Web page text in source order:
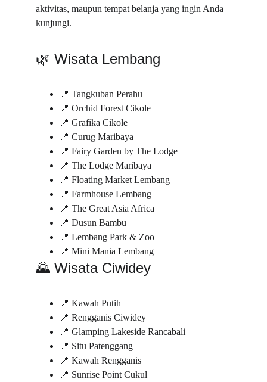
aktivitas, maupun tempat belanja yang ingin Anda
kunjungi.
🌿 Wisata Lembang
📍 Tangkuban Perahu
📍 Orchid Forest Cikole
📍 Grafika Cikole
📍 Curug Maribaya
📍 Fairy Garden by The Lodge
📍 The Lodge Maribaya
📍 Floating Market Lembang
📍 Farmhouse Lembang
📍 The Great Asia Africa
📍 Dusun Bambu
📍 Lembang Park & Zoo
📍 Mini Mania Lembang
🌄 Wisata Ciwidey
📍 Kawah Putih
📍 Rengganis Ciwidey
📍 Glamping Lakeside Rancabali
📍 Situ Patenggang
📍 Kawah Rengganis
📍 Sunrise Point Cukul